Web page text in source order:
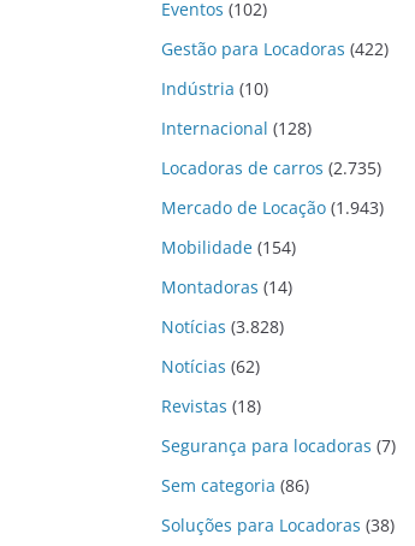
Eventos (102)
Gestão para Locadoras (422)
Indústria (10)
Internacional (128)
Locadoras de carros (2.735)
Mercado de Locação (1.943)
Mobilidade (154)
Montadoras (14)
Notícias (3.828)
Notícias (62)
Revistas (18)
Segurança para locadoras (7)
Sem categoria (86)
Soluções para Locadoras (38)